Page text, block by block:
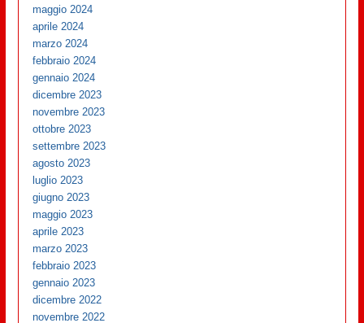
maggio 2024
aprile 2024
marzo 2024
febbraio 2024
gennaio 2024
dicembre 2023
novembre 2023
ottobre 2023
settembre 2023
agosto 2023
luglio 2023
giugno 2023
maggio 2023
aprile 2023
marzo 2023
febbraio 2023
gennaio 2023
dicembre 2022
novembre 2022